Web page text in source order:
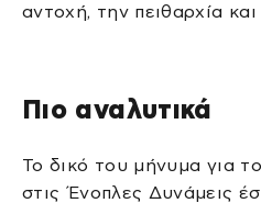
αντοχή, την πειθαρχία
Πιο αναλυτικά
Το δικό του μήνυμα για
στις Ένοπλες Δυνάμεις